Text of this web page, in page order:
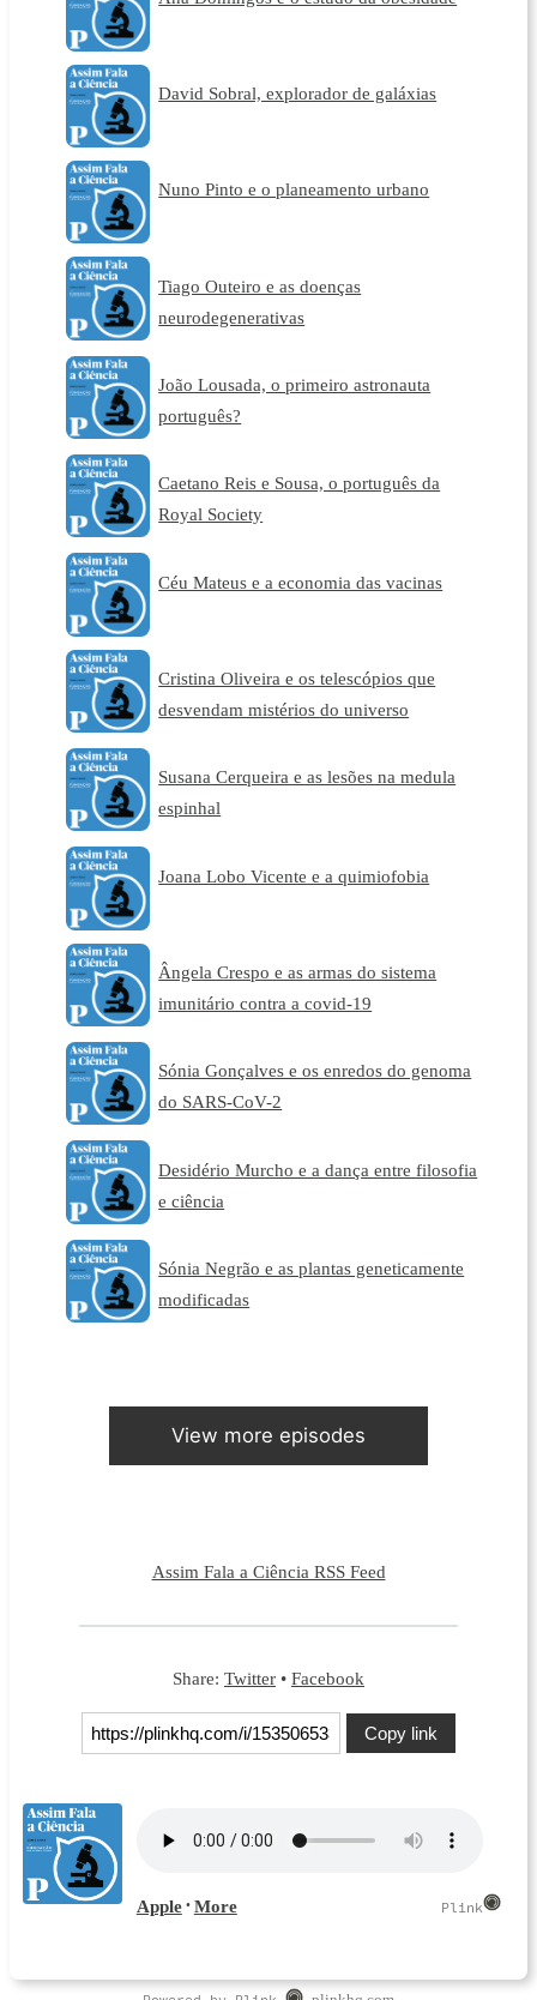
David Sobral, explorador de galáxias
Nuno Pinto e o planeamento urbano
Tiago Outeiro e as doenças
neurodegenerativas
João Lousada, o primeiro astronauta
português?
Caetano Reis e Sousa, o português da
Royal Society
Céu Mateus e a economia das vacinas
Cristina Oliveira e os telescópios que
desvendam mistérios do universo
Susana Cerqueira e as lesões na medula
espinhal
Joana Lobo Vicente e a quimiofobia
Ângela Crespo e as armas do sistema
imunitário contra a covid-19
Sónia Gonçalves e os enredos do genoma
do SARS-CoV-2
Desidério Murcho e a dança entre filosofia
e ciência
Sónia Negrão e as plantas geneticamente
modificadas
View more episodes
Assim Fala a Ciência RSS Feed
Share: Twitter • Facebook
Copy link